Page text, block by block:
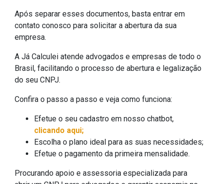
Após separar esses documentos, basta entrar em
contato conosco para solicitar a abertura da sua
empresa.
A Já Calculei atende advogados e empresas de todo o
Brasil, facilitando o processo de abertura e legalização
do seu CNPJ.
Confira o passo a passo e veja como funciona:
Efetue o seu cadastro em nosso chatbot,
clicando aqui;
Escolha o plano ideal para as suas necessidades;
Efetue o pagamento da primeira mensalidade.
Procurando apoio e assessoria especializada para